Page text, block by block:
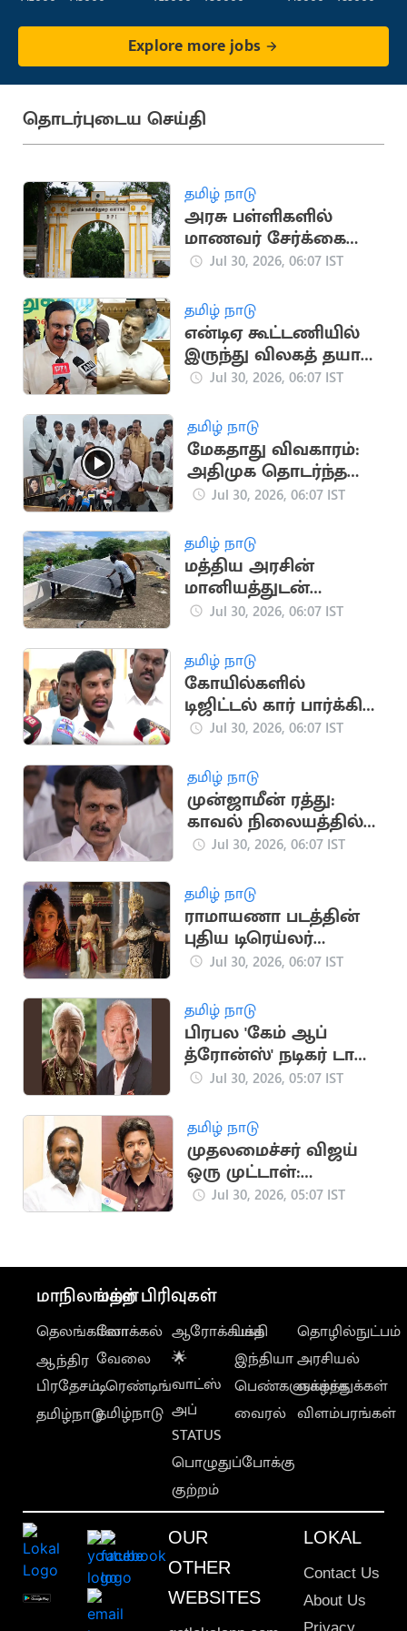
Explore more jobs
தொடர்புடைய செய்தி
தமிழ் நாடு
அரசு பள்ளிகளில்
மாணவர் சேர்க்கை
அதிகரிப்பு: புதிய
Jul 30, 2026, 06:07 IST
தமிழ் நாடு
என்டிஏ கூட்டணியில்
இருந்து விலகத் தயார்
- அன்புமணி ராமதாஸ்
Jul 30, 2026, 06:07 IST
தமிழ் நாடு
மேகதாது விவகாரம்:
அதிமுக தொடர்ந்த
வழக்கில் அரசு பதில்
Jul 30, 2026, 06:07 IST
தமிழ் நாடு
மத்திய அரசின்
மானியத்துடன்
சோலார் பேனல்
Jul 30, 2026, 06:07 IST
தமிழ் நாடு
கோயில்களில்
டிஜிட்டல் கார் பார்க்கிங்
பில் சேவை: அமைச்சர்
Jul 30, 2026, 06:07 IST
தமிழ் நாடு
முன்ஜாமீன் ரத்து:
காவல் நிலையத்தில்
ஆஜராகாத செந்தில்
Jul 30, 2026, 06:07 IST
தமிழ் நாடு
ராமாயணா படத்தின்
புதிய டிரெய்லர்
வெளியீடு: சமூக
வைரல்
Jul 30, 2026, 06:07 IST
தமிழ் நாடு
பிரபல 'கேம் ஆப்
த்ரோன்ஸ்' நடிகர் டாம்
சாட்பன் காலமானார்
Jul 30, 2026, 05:07 IST
தமிழ் நாடு
முதலமைச்சர் விஜய்
ஒரு முட்டாள்:
உதயகுமார் கடும்
Jul 30, 2026, 05:07 IST
மாநிலங்கள்
தெலங்கானா
ஆந்திர
பிரதேசம்
தமிழ்நாடு
மற்ற பிரிவுகள்
லோக்கல்
வேலை
டிரெண்டிங்
தமிழ்நாடு
ஆரோக்கியம்
🌟
வாட்ஸ்
அப்
STATUS
பொழுதுப்போக்கு
குற்றம்
பக்தி
இந்தியா
பெண்களுக்காக
வைரல்
தொழில்நுட்பம்
அரசியல்
வாழ்த்துக்கள்
விளம்பரங்கள்
OUR
OTHER
WEBSITES
LOKAL
Contact Us
About Us
Privacy